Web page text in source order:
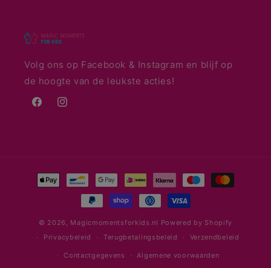
Volg ons op Facebook & Instagram en blijf op
de hoogte van de leukste acties!
FacebookInstagram
Betaalmethoden
© 2026, Magicmomentsforkids.nl Powered by Shopify
Privacybeleid
Terugbetalingsbeleid Verzendbeleid
Contactgegevens Algemene voorwaarden